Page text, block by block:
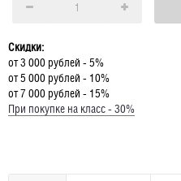
Скидки:
от 3 000 рублей - 5%
от 5 000 рублей - 10%
от 7 000 рублей - 15%
При покупке на класс - 30%